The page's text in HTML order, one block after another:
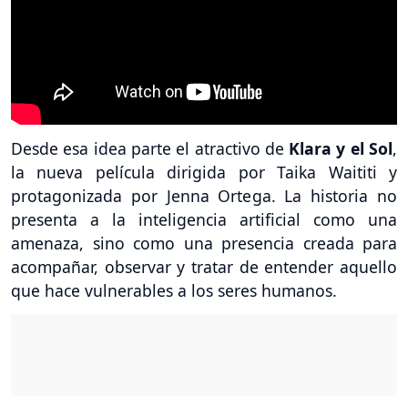
Desde esa idea parte el atractivo de Klara y el Sol,
la nueva película dirigida por Taika Waititi y
protagonizada por Jenna Ortega. La historia no
presenta a la inteligencia artificial como una
amenaza, sino como una presencia creada para
acompañar, observar y tratar de entender aquello
que hace vulnerables a los seres humanos.